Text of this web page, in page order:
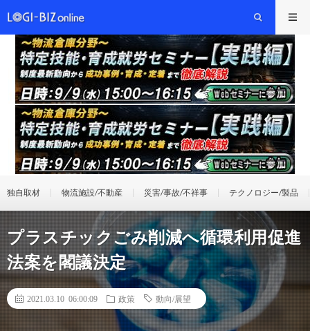
独自取材 物流施設/不動産 災害/事故/不祥事 テクノロジー/製品
プラスチックごみ削減へ循環利用促進
法案を閣議決定
2021.03.10 06:00:09 政策 動向/展望